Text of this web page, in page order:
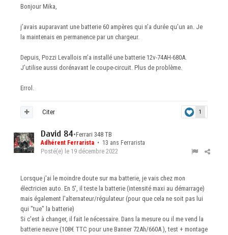
Bonjour Mika,
j’avais auparavant une batterie 60 ampères qui n’a durée qu’un an. Je
la maintenais en permanence par un chargeur.
Depuis, Pozzi Levallois m’a installé une batterie 12v-74AH-680A.
J’utilise aussi dorénavant le coupe-circuit. Plus de problème.
Errol.
1
Citer
David 84•Ferrari 348 TB
Adhérent Ferrarista • 13 ans Ferrarista
Posté(e) le 19 décembre 2022
Lorsque j'ai le moindre doute sur ma batterie, je vais chez mon
électricien auto. En 5', il teste la batterie (intensité maxi au démarrage)
mais également l'alternateur/régulateur (pour que cela ne soit pas lui
qui "tue" la batterie)
Si c'est à changer, il fait le nécessaire. Dans la mesure ou il me vend la
batterie neuve (108€ TTC pour une Banner 72Ah/660A ), test + montage